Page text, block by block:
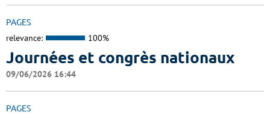
PAGES
relevance: 100%
Journées et congrès nationaux
09/06/2026 16:44
PAGES